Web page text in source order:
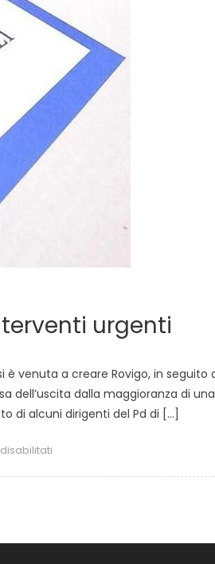
urgenti
venuta a creare Rovigo, in seguito
dell’uscita dalla maggioranza di una
di alcuni dirigenti del Pd di […]